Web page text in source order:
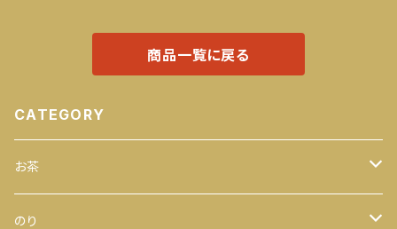
商品一覧に戻る
CATEGORY
お茶
緑茶
のり